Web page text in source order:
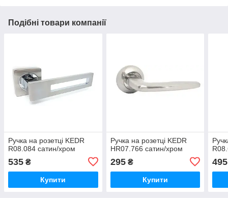
Подібні товари компанії
Ручка на розетці KEDR
R08.084 сатин/хром
535 ₴
Купити
Ручка на розетці KEDR
HR07.766 сатин/хром
295₴
Купити
495